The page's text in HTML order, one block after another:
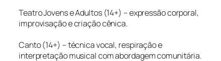
Teatro Jovens e Adultos (14+) – expressão corporal,
improvisação e criação cênica.
Canto (14+) – técnica vocal, respiração e
interpretação musical com abordagem comunitária.